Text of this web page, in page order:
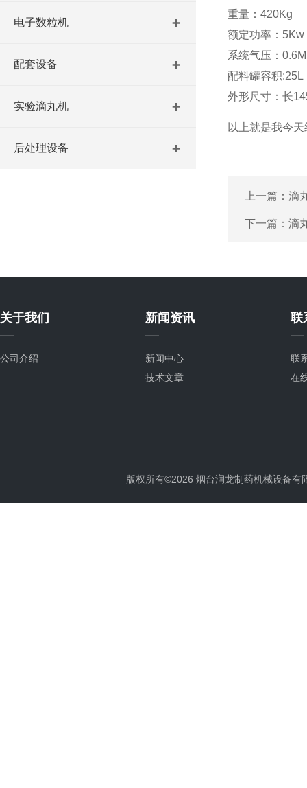
电子数粒机
配套设备
实验滴丸机
后处理设备
重
额定
系统气压：
配料罐容积:25L
外形尺寸：长
以上就是我今
上一篇： 滴
下一篇： 滴
关于我们
公司介绍
新闻资讯
新闻中心
技术文章
联
联
在
版权所有©2026 烟台润龙制药机械设备